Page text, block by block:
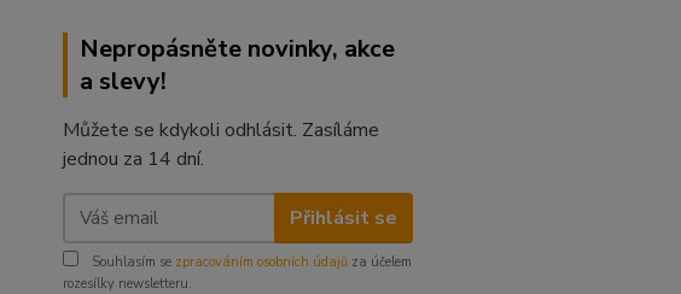
Nepropásněte novinky, akce
a slevy!
Můžete se kdykoli odhlásit. Zasíláme
jednou za 14 dní.
Přihlásit se
Souhlasím se zpracováním osobních údajů za účelem
rozesílky newsletteru.